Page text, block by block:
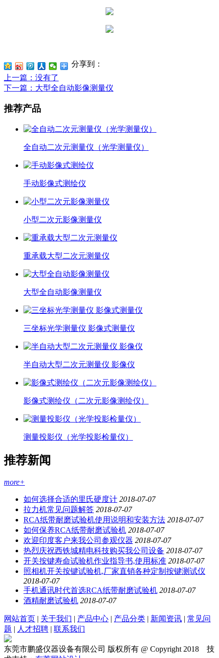
分享到：
上一篇 ：没有了
下一篇 ：大型全自动影像测量仪
推荐产品
全自动二次元测量仪（光学测量仪）
手动影像式测绘仪
小型二次元影像测量仪
重承载大型二次元测量仪
大型全自动影像测量仪
三坐标光学测量仪 影像式测量仪
半自动大型二次元测量仪 影像仪
影像式测绘仪（二次元影像测绘仪）
测量投影仪（光学投影检量仪）
推荐新闻
more+
如何选择合适的里氏硬度计 2018-07-07
拉力机常见问题解答 2018-07-07
RCA纸带耐磨试验机使用说明和安装方法 2018-07-07
如何保养RCA纸带耐磨试验机 2018-07-07
欢迎印度客户来我公司参观仪器 2018-07-07
热烈庆祝西铁城精电科技购买我公司设备 2018-07-07
开关按键寿命试验机作业指导书,使用标准 2018-07-07
照相机开关按键试验机,厂家直销各种定制按键测试仪
2018-07-07
手机通讯时代首选RCA纸带耐磨试验机 2018-07-07
酒精耐磨试验机 2018-07-07
网站首页 | 关于我们 | 产品中心 | 产品分类 | 新闻资讯 | 常见问
题 | 人才招聘 | 联系我们
东莞市鹏盛仪器设备有限公司 版权所有 @ Copyright 2018 技